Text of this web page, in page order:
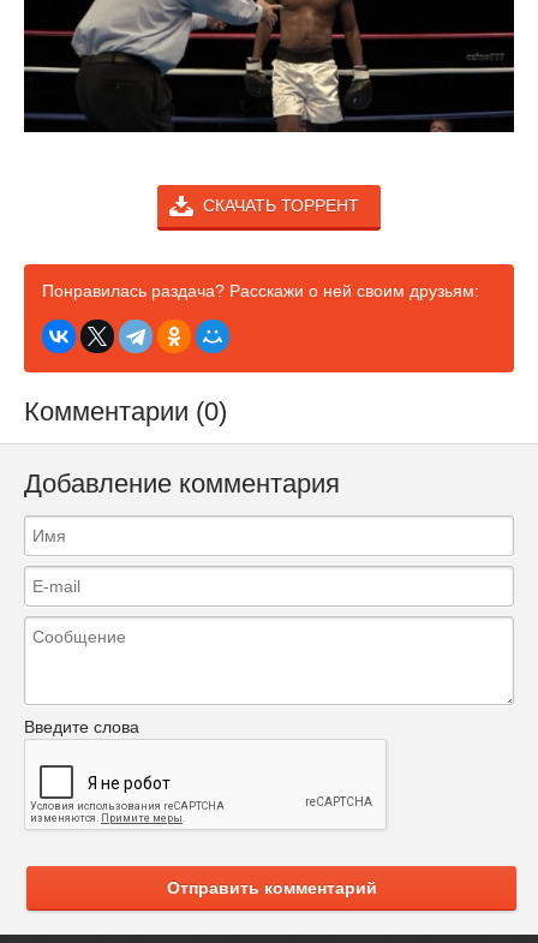
СКАЧАТЬ ТОРРЕНТ
Понравилась раздача? Расскажи о ней своим друзьям:
Комментарии (0)
Добавление комментария
Введите слова
Отправить комментарий